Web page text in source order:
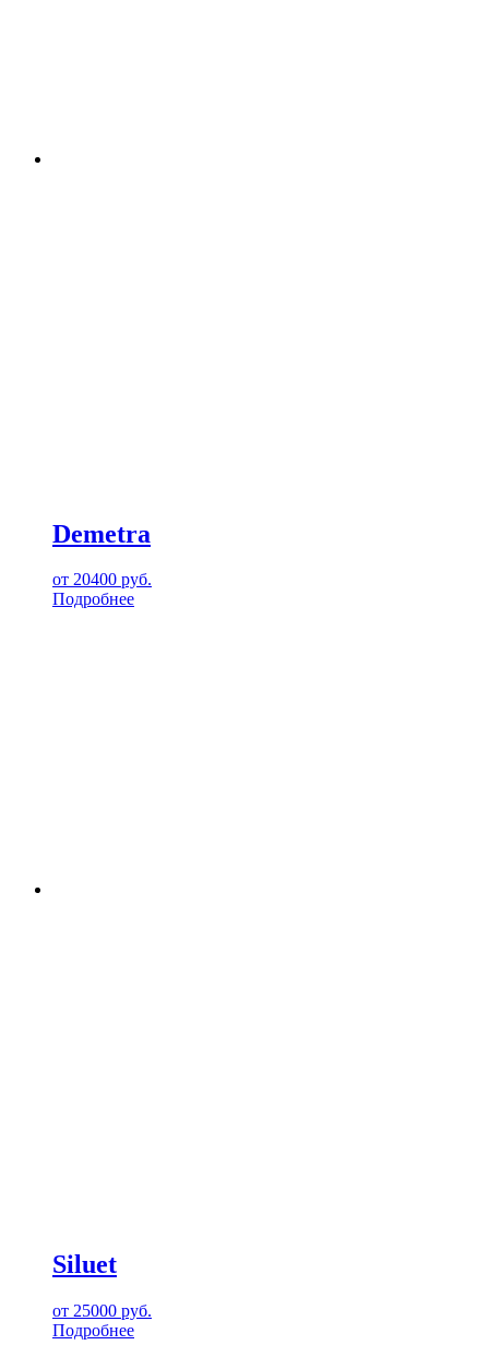
Demetra
от 20400 руб.
Подробнее
Siluet
от 25000 руб.
Подробнее